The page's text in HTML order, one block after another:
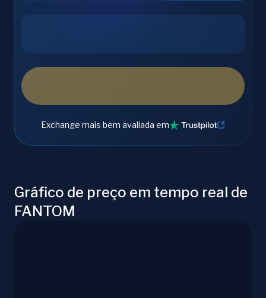
Exchange mais bem avaliada em
Gráfico de preço em tempo real de
FANTOM